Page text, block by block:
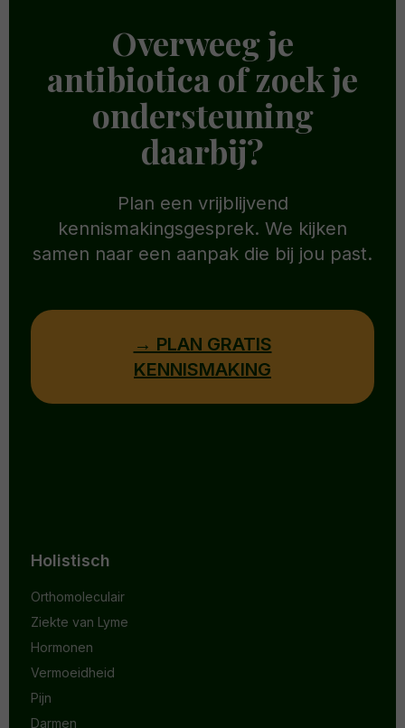
Overweeg je
antibiotica of zoek je
ondersteuning
daarbij?
Plan een vrijblijvend
kennismakingsgesprek. We kijken
samen naar een aanpak die bij jou past.
→ PLAN GRATIS
KENNISMAKING
Holistisch
Orthomoleculair
Ziekte van Lyme
Hormonen
Vermoeidheid
Pijn
Darmen